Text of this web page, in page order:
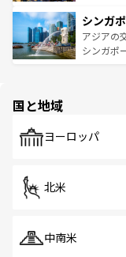
参照して
激する。
が待って
た文化、
み、どこ
ており、
うな絶景
シンガ
アジアの
シンガポ
で、ホー
国と地域
ヨーロッパ
北米
中南米